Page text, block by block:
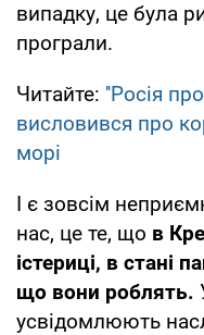
випадку, це була
програли.
Читайте: ''Росія
висловився про
морі
І є зовсім
нас, це те, що в
істериці, в стані
що вони роблять.
усвідомлюють